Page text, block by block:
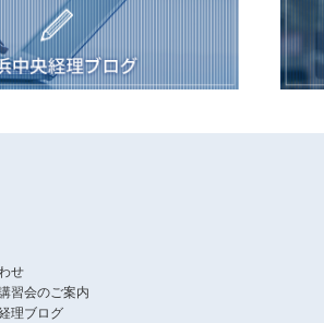
せ
習会のご案内
理ブログ